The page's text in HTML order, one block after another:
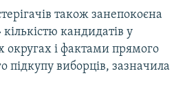
також занепокоєна
кандидатів у
округах і фактами прямого
підкупу виборців, зазначила